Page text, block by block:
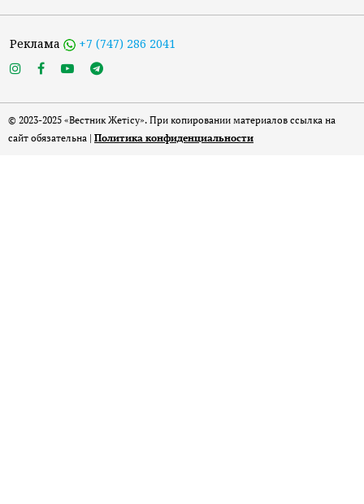
Реклама +7 (747) 286 2041
© 2023-2025 «Вестник Жетісу». При копировании материалов ссылка на
сайт обязательна | Политика конфиденциальности